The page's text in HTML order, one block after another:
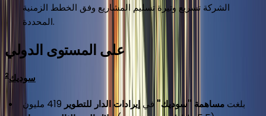
الشركة تسريع وتيرة تسليم المشاريع وفق الخطط الزمنية
المحددة.
على المستوى الدولي
سوديك2
بلغت مساهمة "سوديك" فيإيرادات الدار للتطوير
419 مليون